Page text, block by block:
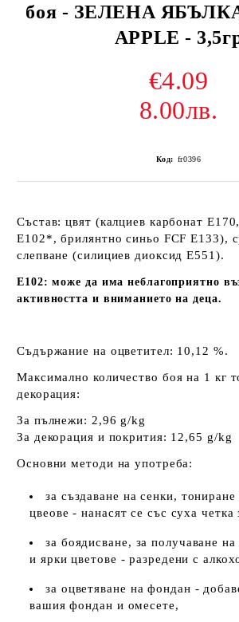
боя - ЗЕЛЕНА
APPLE -
€4.09
8.00лв.
Код: fr0396
Състав: цвят (калциев карбонат
E102*, брилянтно синьо FCF E133),
слепване (силициев диоксид Е551).
E102: може да има неблагоприятно
активността и вниманието на деца.
Съдържание на оцветител: 10,12 %.
Максимално количество боя на 1 кг
декорация:
За пълнежи: 2,96 g/kg
За декорация и покрития: 12,65 g/kg
Основни методи на употреба:
за създаване на сенки,
цвеове - нанасят се със суха четка
за боядисване, за получаване
и ярки цветове - разредени с
за оцветяване на фондан -
вашия фондан и омесете,